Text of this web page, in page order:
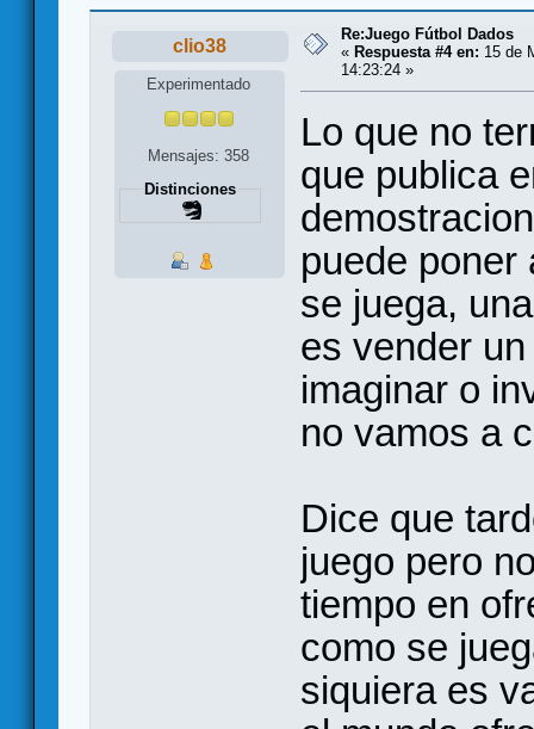
clio38
Experimentado
Mensajes: 358
Distinciones
Re:Juego Fútbol Dados
« Respuesta #4 en: 15 de
14:23:24 »
Lo que no
que publica
puede poner
se juega,
es vender
imaginar o
no vamos a
Dice que
juego pero
tiempo en
como se
siquiera es